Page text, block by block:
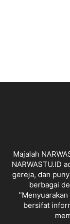
Majalah
NARWASTU.ID
gereja, dan
berbagai
bersifat